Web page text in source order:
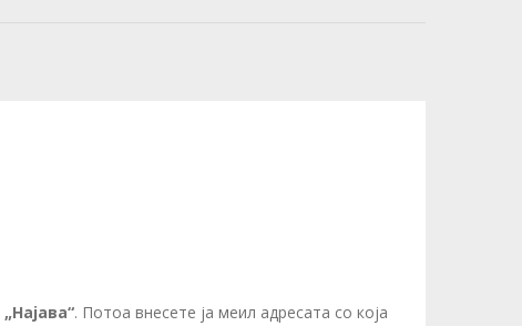
„Најава“. Потоа внесете ја меил адресата со која